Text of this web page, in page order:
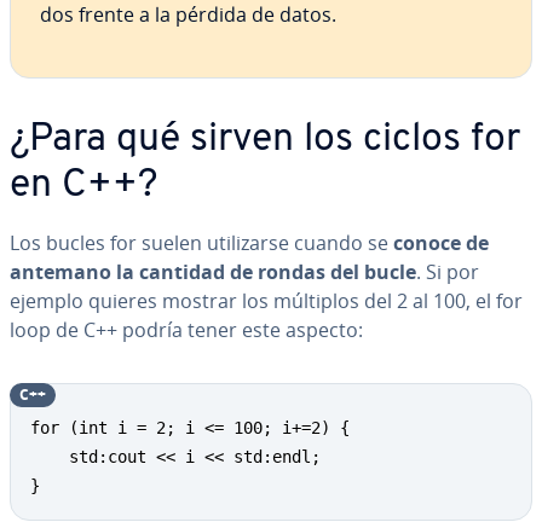
dos frente a la pérdida de datos.
¿Para qué sirven los ciclos for
en C++?
Los bucles for suelen uti­li­zar­se cuando seconoce de
antemano la cantidad de rondas del bucle. Si por
ejemplo quieres mostrar los múltiplos del 2 al 100, el for
loop de C++ podría tener este aspecto:
for (int i = 2; i <= 100; i+=2) {
}
C++